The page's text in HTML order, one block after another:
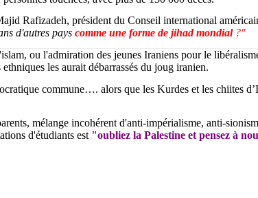
Rafizadeh, président du Conseil international
d'autres pays comme une forme de jihadmondial?"
ou l'admiration des jeunes Iraniens pour le
les aurait débarrassés du joug iranien.
commune…. alors que les Kurdes et les chiites
mélange incohérent d'anti-impérialisme, anti-
d'étudiants est "oubliez la Palestine et pensez à